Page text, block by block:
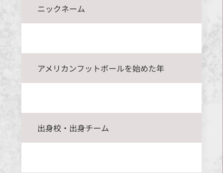
ニックネーム
アメリカンフットボールを始めた年
出身校・出身チーム